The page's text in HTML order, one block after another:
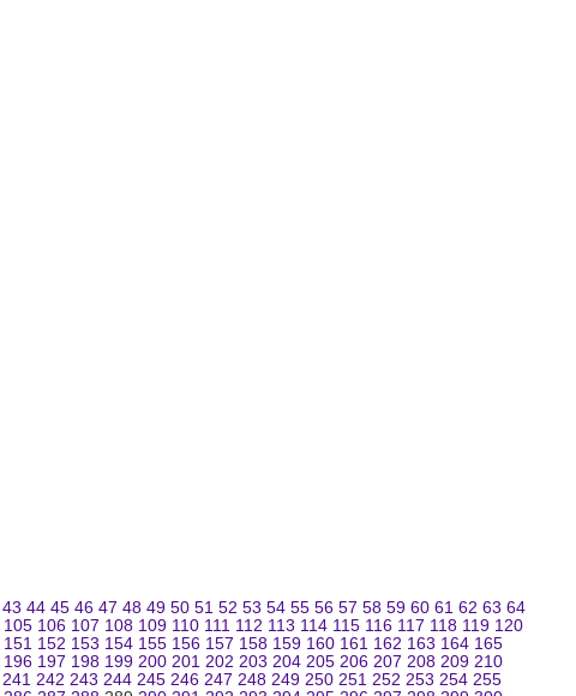
43 44 45 46 47 48 49 50 51 52 53 54 55 56 57 58 59 60 61 62 63 64
105 106 107 108 109 110 111 112 113 114 115 116 117 118 119 120
151 152 153 154 155 156 157 158 159 160 161 162 163 164 165
196 197 198 199 200 201 202 203 204 205 206 207 208 209 210
241 242 243 244 245 246 247 248 249 250 251 252 253 254 255